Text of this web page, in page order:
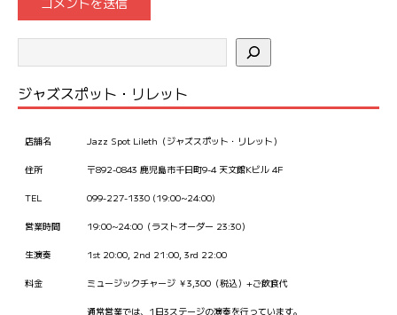
ジャズスポット・リレット
店舗名 Jazz Spot Lileth（ジャズスポット・リレット）
住所 〒892-0843 鹿児島市千日町9-4 天文館Kビル 4F
TEL 099-227-1330 (19:00~24:00)
営業時間 19:00~24:00（ラストオーダー 23:30）
生演奏 1st 20:00, 2nd 21:00, 3rd 22:00
料金 ミュージックチャージ ￥3,300（税込）+ご飲食代
通常営業では、1日3ステージの演奏を行っています。